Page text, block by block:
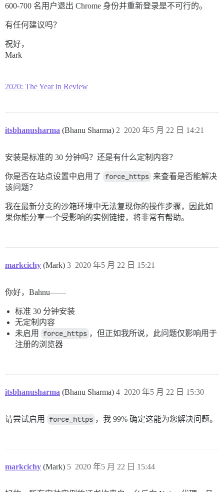
600-700 名用户退出 Chrome 身份并重新登录是不可行的。
有任何建议吗？
祝好，
Mark
2020: The Year in Review
itsbhanusharma (Bhanu Sharma) 2020 年5 月 22 日 14:21
2
安装是标准的 30 分钟吗？还是有什么定制内容？
你是否在站点设置中启用了 force_https 来查看是否能解决
该问题？
我在最新分支的沙箱环境中无法复现你的操作步骤，因此如
果你能分享一个受影响的实例链接，将非常有帮助。
markcichy (Mark) 2020 年5 月 22 日 15:21
3
你好，Bahnu——
标准 30 分钟安装
无定制内容
未启用
force_https ，但正如我所说，此问题仅影响用于
注册的浏览器
itsbhanusharma (Bhanu Sharma) 2020 年5 月 22 日 15:30
4
请尝试启用 force_https ，我 99% 确定这能为您解决问题。
markcichy (Mark) 2020 年5 月 22 日 15:44
5